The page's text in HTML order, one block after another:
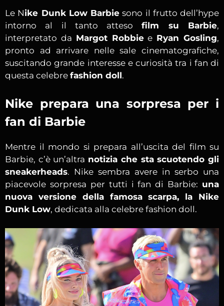
Le Nike Dunk Low Barbie sono il frutto dell’hype
intorno al il tanto attesofilm su Barbie,
interpretato da Margot Robbiee Ryan Gosling,
pronto ad arrivare nelle sale cinematografiche,
suscitando grande interesse e curiosità tra i fan di
questa celebre fashion doll.
Nike prepara una sorpresa per i
fan di Barbie
Mentre il mondo si prepara all’uscita del film su
Barbie, c’è un’altra notizia che sta scuotendo gli
sneakerheads. Nike sembra avere in serbo una
piacevole sorpresa per tutti i fan di Barbie: una
nuova versione della famosa scarpa, la Nike
Dunk Low, dedicata alla celebre fashion doll.